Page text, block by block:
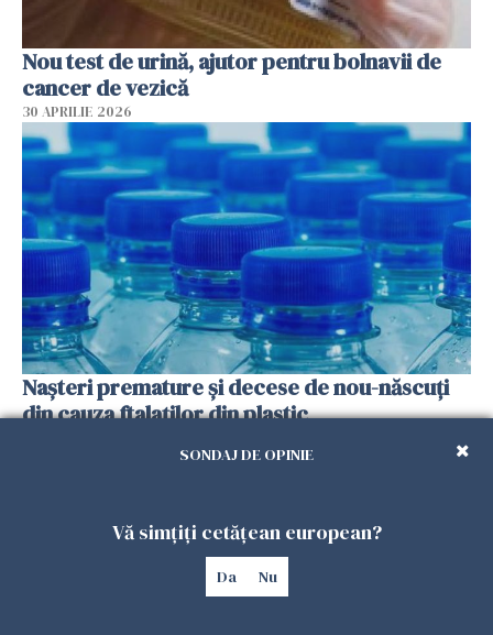
Nou test de urină, ajutor pentru bolnavii de
cancer de vezică
30 APRILIE 2026
Nașteri premature și decese de nou-născuți
din cauza ftalaților din plastic
SONDAJ DE OPINIE
Vă simțiți cetățean european?
Da Nu